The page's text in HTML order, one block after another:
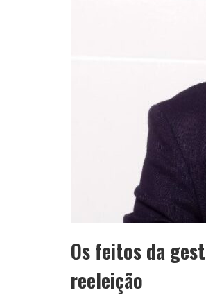
Os feitos da
reeleição